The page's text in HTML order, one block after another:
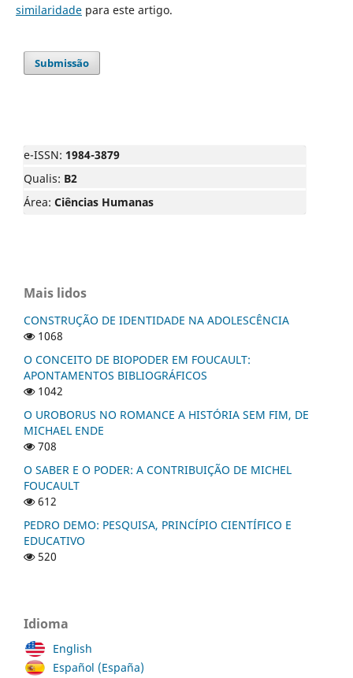
similaridadepara este artigo.
Submissão
e-ISSN: 1984-3879
Qualis: B2
Área: Ciências Humanas
Mais lidos
CONSTRUÇÃO DE IDENTIDADE NA ADOLESCÊNCIA
1068
O CONCEITO DE BIOPODER EM FOUCAULT:
APONTAMENTOS BIBLIOGRÁFICOS
1042
O UROBORUS NO ROMANCE A HISTÓRIA SEM FIM, DE
MICHAEL ENDE
708
O SABER E O PODER: A CONTRIBUIÇÃO DE MICHEL
FOUCAULT
612
PEDRO DEMO: PESQUISA, PRINCÍPIO CIENTÍFICO E
EDUCATIVO
520
Idioma
English
Español (España)